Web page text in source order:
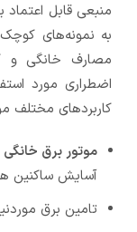
منبعی قابل
به نمونه‌های
مصارف خانگی و
اضطراری مورد
کاربردهای مختلف
موتور برق خانگی
آسایش ساکنین
تامین برق